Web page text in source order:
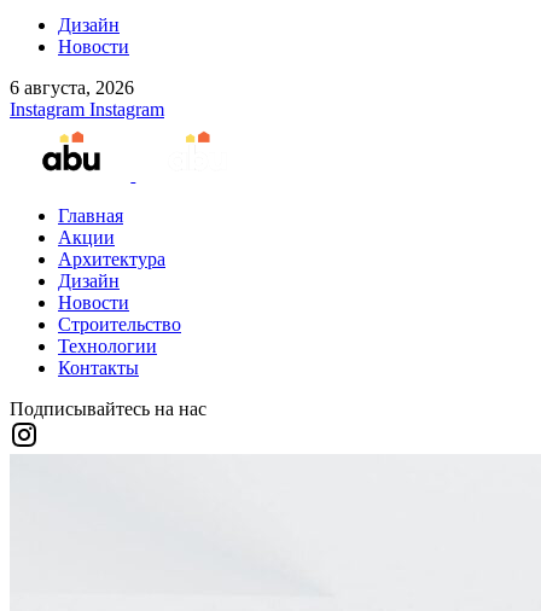
Дизайн
Новости
6 августа, 2026
Instagram Instagram
Главная
Акции
Архитектура
Дизайн
Новости
Строительство
Технологии
Контакты
Подписывайтесь на нас